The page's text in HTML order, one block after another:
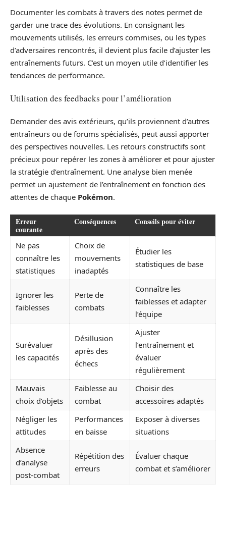
Documenter les combats à travers des notes permet de
garder une trace des évolutions. En consignant les
mouvements utilisés, les erreurs commises, ou les types
d’adversaires rencontrés, il devient plus facile d’ajuster les
entraînements futurs. C’est un moyen utile d’identifier les
tendances de performance.
Utilisation des feedbacks pour l’amélioration
Demander des avis extérieurs, qu’ils proviennent d’autres
entraîneurs ou de forums spécialisés, peut aussi apporter
des perspectives nouvelles. Les retours constructifs sont
précieux pour repérer les zones à améliorer et pour ajuster
la stratégie d’entraînement. Une analyse bien menée
permet un ajustement de l’entraînement en fonction des
attentes de chaque Pokémon.
Erreur
courante
Conséquences Conseils pour éviter
Ne pas
connaître les
statistiques
Choix de
mouvements
inadaptés
Étudier les
statistiques de base
Ignorer les
faiblesses
Perte de
combats
Connaître les
faiblesses et adapter
l’équipe
Surévaluer
les capacités
Désillusion
après des
échecs
Ajuster
l’entraînement et
évaluer
régulièrement
Mauvais
choix d’objets
Faiblesse au
combat
Choisir des
accessoires adaptés
Négliger les
attitudes
Performances
en baisse
Exposer à diverses
situations
Absence
d’analyse
post-combat
Répétition des
erreurs
Évaluer chaque
combat et s’améliorer